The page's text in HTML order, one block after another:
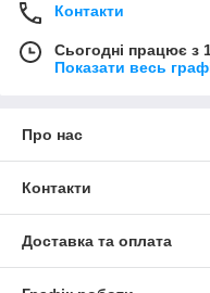
Контакти
Сьогодні працює з
Показати весь
Про нас
Контакти
Доставка та оплата